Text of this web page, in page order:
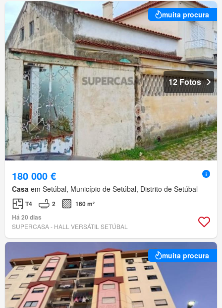
muita procura
12 Fotos
180 000 €
Casa em Setúbal, Município de Setúbal, Distrito de Setúbal
T4 2
160 m²
Há 20 dias
SUPERCASA - HALL VERSÁTIL SETÚBAL
muita procura